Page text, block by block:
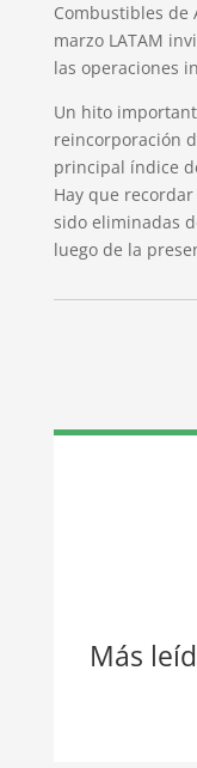
Combustibles de
marzo LATAM
las operaciones
Un hito
reincorporación
principal índice
Hay que
sido eliminadas
luego de la
Más